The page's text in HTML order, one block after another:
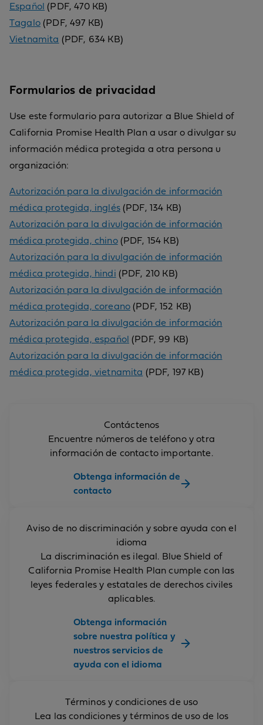
Español (PDF, 470 KB)
Tagalo(PDF, 497 KB)
Vietnamita (PDF, 634 KB)
Formularios de privacidad
Use este formulario para autorizar a Blue Shield of
California Promise Health Plan a usar o divulgar su
información médica protegida a otra persona u
organización:
Autorización para la divulgación de información
médica protegida, inglés(PDF, 134 KB)
Autorización para la divulgación de información
médica protegida, chino(PDF, 154 KB)
Autorización para la divulgación de información
médica protegida, hindi (PDF, 210 KB)
Autorización para la divulgación de información
médica protegida, coreano (PDF, 152 KB)
Autorización para la divulgación de información
médica protegida, español (PDF, 99 KB)
Autorización para la divulgación de información
médica protegida, vietnamita (PDF, 197 KB)
Contáctenos
Encuentre números de teléfono y otra
información de contacto importante.
Obtenga información de
contacto
Aviso de no discriminación y sobre ayuda con el
idioma
La discriminación es ilegal. Blue Shield of
California Promise Health Plan cumple con las
leyes federales y estatales de derechos civiles
aplicables.
Obtenga información
sobre nuestra política y
nuestros servicios de
ayuda con el idioma
Términos y condiciones de uso
Lea las condiciones y términos de uso de los